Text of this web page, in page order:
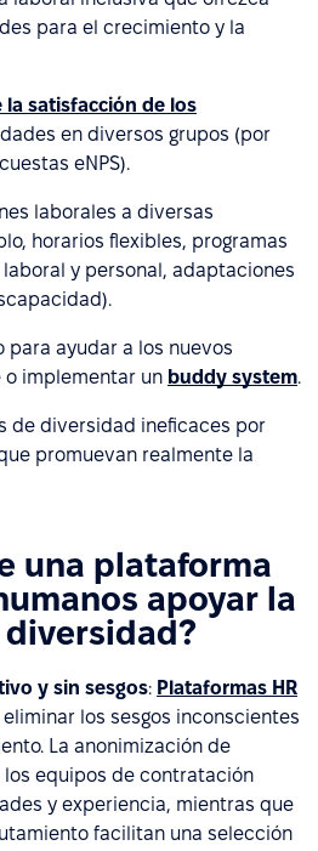
para el crecimiento y la
la satisfacción de los
en diversos grupos (por
eNPS).
laborales a diversas
horarios flexibles, programas
y personal, adaptaciones
para ayudar a los nuevos
o implementar un buddy system.
de diversidad ineficaces por
promuevan realmente la
una plataforma
apoyar la
y sin sesgos: Plataformas HR
los sesgos inconscientes
La anonimización de
equipos de contratación
y experiencia, mientras que
facilitan una selección